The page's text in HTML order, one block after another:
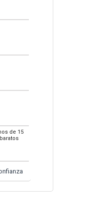
de 15